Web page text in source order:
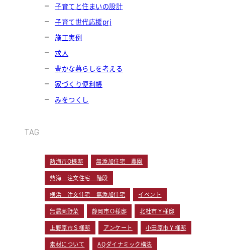
子育てと住まいの設計
子育て世代応援prj
施工実例
求人
豊かな暮らしを考える
家づくり便利帳
みをつくし
TAG
熱海市O様邸 無添加住宅 農園
熱海 注文住宅 階段
横浜 注文住宅 無添加住宅 イベント
無農薬野菜 静岡市Ｏ様邸 北杜市Ｙ様邸
上野原市Ｓ様邸 アンケート 小田原市Ｙ様邸
素材について AQダイナミック構法